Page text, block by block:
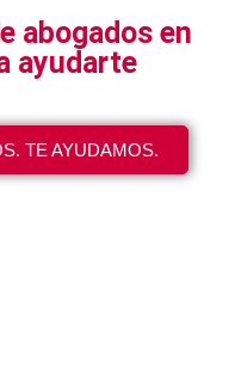
abogados en
ayudarte
TE AYUDAMOS.